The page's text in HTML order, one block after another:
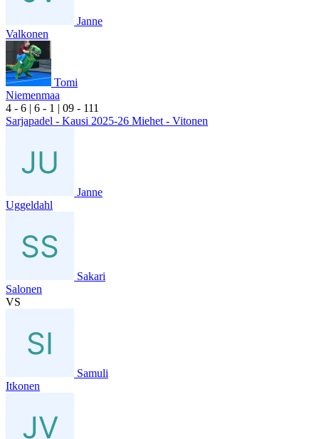
Janne
Valkonen
Tomi
Niemenmaa
4 - 6 | 6 - 1 | 09 - 111
Sarjapadel - Kausi 2025-26 Miehet - Vitonen
Janne
Uggeldahl
Sakari
Salonen
VS
Samuli
Itkonen